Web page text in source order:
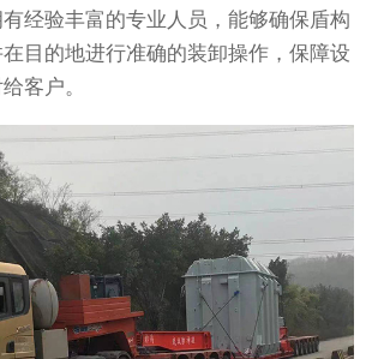
经验丰富的专业人员，能够确保盾构
目的地进行准确的装卸操作，保障设
客户。